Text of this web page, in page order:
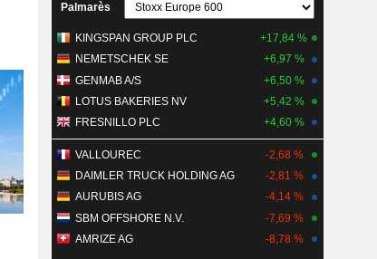
Palmarès
KINGSPAN GROUP PLC
+17,84 %
NEMETSCHEK SE
+6,97 %
GENMAB A/S
+6,50 %
LOTUS BAKERIES NV
+5,42 %
FRESNILLO PLC
+4,60 %
VALLOUREC
-2,68 %
DAIMLER TRUCK HOLDING AG
-2,81 %
AURUBIS AG
-4,14 %
SBM OFFSHORE N.V.
-7,69 %
AMRIZE AG
-8,78 %